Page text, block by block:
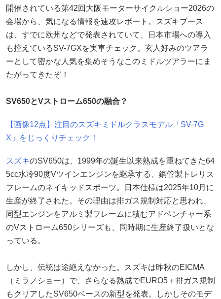
開催されている第42回大阪モーターサイクルショー2026の
会場から、気になる情報を速攻レポート。スズキブース
は、すでに欧州などで発表されていて、日本市場への導入
も控えているSV-7GXを実車チェック。玄人好みのツアラ
ーとして密かな人気を集めそうなこのミドルツアラーにま
たがってきたぞ！
SV650とVストローム650の融合？
【画像12点】注目のスズキミドルクラスモデル「SV-7G
X」をじっくりチェック！
スズキのSV650は、1999年の誕生以来熟成を重ねてきた64
5cc水冷90度Vツインエンジンを継承する、鋼管製トレリス
フレームのネイキッドスポーツ。日本仕様は2025年10月に
生産が終了された。その理由は排ガス規制対応と思われ、
同型エンジンをアルミ製フレームに積むアドベンチャー系
のVストローム650シリーズも、同時期に生産終了扱いとな
っている。
しかし、伝統は途絶えなかった。スズキは昨秋のEICMA
（ミラノショー）で、さらなる熟成でEURO5＋排ガス規制
もクリアしたSV650ベースの新型を発表。しかしそのモデ